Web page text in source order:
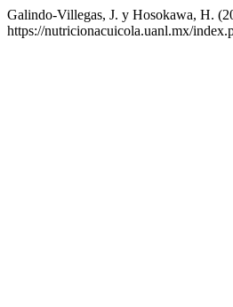
Galindo-Villegas, J. y Hosokawa, H.
https://nutricionacuicola.uanl.mx/